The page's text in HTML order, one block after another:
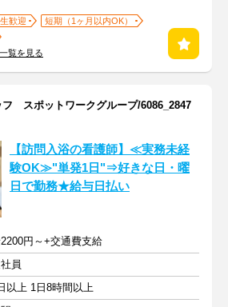
歓迎
短期（1ヶ月以内OK）
覧を見る
フ スポットワークグループ/6086_2847
【訪問入浴の看護師】≪実務未経
験OK≫"単発1日"⇒好きな日・曜
日で勤務★給与日払い
円～+交通費支給
員
以上 1日8時間以上